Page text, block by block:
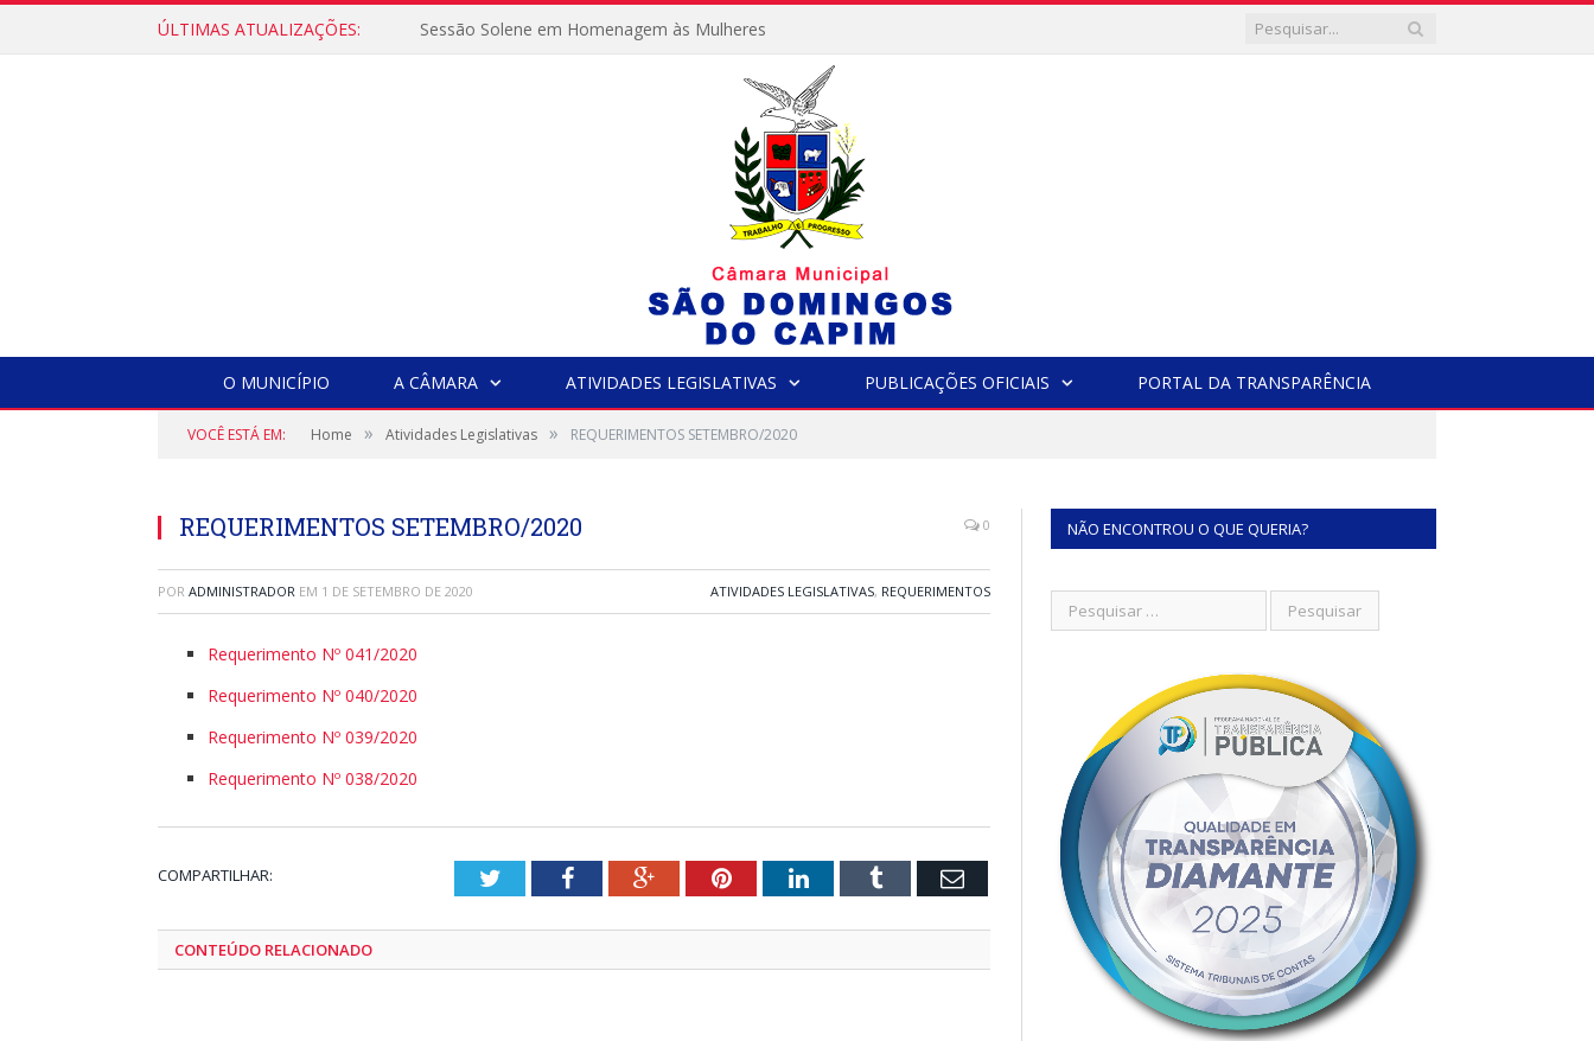
ÚLTIMAS ATUALIZAÇÕES: Sessão Solene em Homenagem às Mulheres
O MUNICÍPIO A CÂMARA ATIVIDADES LEGISLATIVAS PUBLICAÇÕES OFICIAIS PORTAL DA TRANSPARÊNCIA
VOCÊ ESTÁ EM: Home » Atividades Legislativas » REQUERIMENTOS SETEMBRO/2020
REQUERIMENTOS SETEMBRO/2020 0
POR ADMINISTRADOR EM 1 DE SETEMBRO DE 2020 ATIVIDADES LEGISLATIVAS, REQUERIMENTOS
Requerimento Nº 041/2020
Requerimento Nº 040/2020
Requerimento Nº 039/2020
Requerimento Nº 038/2020
COMPARTILHAR: TwitterFacebookGoogle+PinterestLinkedInTumblr Email
CONTEÚDO RELACIONADO
NÃO ENCONTROU O QUE QUERIA?